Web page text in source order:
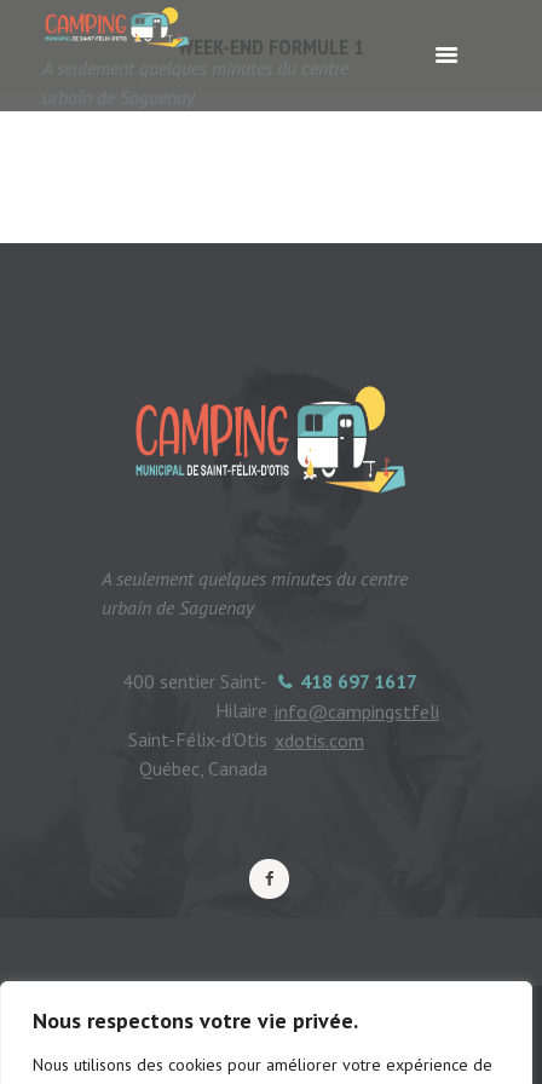
Nous respectons votre vie privée.
Nous utilisons des cookies pour améliorer votre expérience de
A seulement quelques minutes du centre
urbain de Saguenay
WEEK-END FORMULE 1
A seulement quelques minutes du centre
urbain de Saguenay
418 697 1617
info@campingstfeli
xdotis.com
400 sentier Saint-
Hilaire
Saint-Félix-d'Otis
Québec, Canada
© Camping municipal de St-Félix d'Otis,